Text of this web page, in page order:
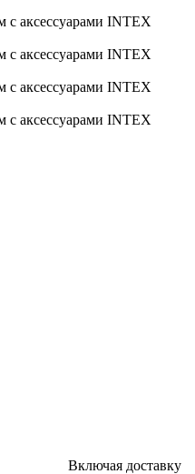
Включая доставку